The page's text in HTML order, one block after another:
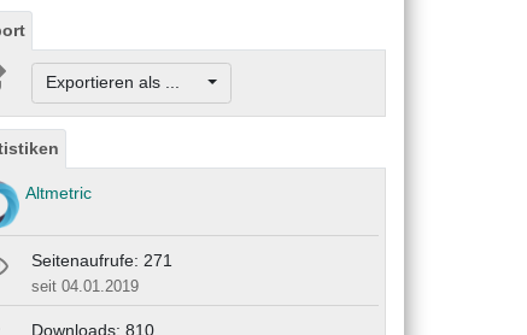
Exportieren als ...
Altmetric
Seitenaufrufe: 271
seit 04.01.2019
Downloads: 810